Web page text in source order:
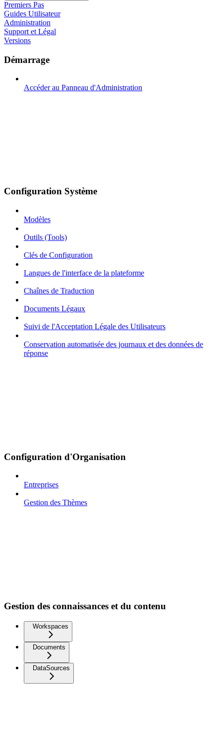
Premiers Pas
Guides Utilisateur
Administration
Support et Légal
Versions
Démarrage
Accéder au Panneau d'Administration
Configuration Système
Modèles
Outils (Tools)
Clés de Configuration
Langues de l'interface de la plateforme
Chaînes de Traduction
Documents Légaux
Suivi de l'Acceptation Légale des Utilisateurs
Conservation automatisée des journaux et des données de
réponse
Configuration d'Organisation
Entreprises
Gestion des Thèmes
Gestion des connaissances et du contenu
Workspaces
Documents
DataSources